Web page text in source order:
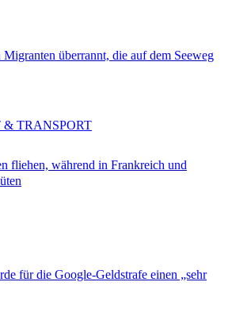
überrannt, die auf dem Seeweg
fliehen, während in Frankreich und
TRANSPORT
für die Google-Geldstrafe einen „sehr